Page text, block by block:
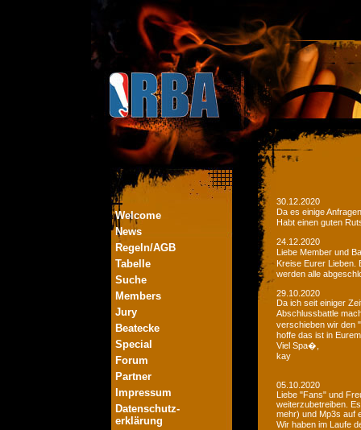
Welcome
News
Regeln/AGB
Tabelle
Suche
Members
Jury
Beatecke
Special
Forum
Partner
Impressum
Datenschutz-
erklärung
30.12.2020
Da es einige
Habt einen guten
24.12.2020
Liebe Member und
Kreise Eurer Lieben.
werden alle
29.10.2020
Da ich seit einiger
Abschlussbattle
verschieben wir den
hoffe das ist in
Viel Spa�,
kay
05.10.2020
Liebe "Fans" und
weiterzubetreiben.
mehr) und Mp3s auf
Wir haben im Laufe